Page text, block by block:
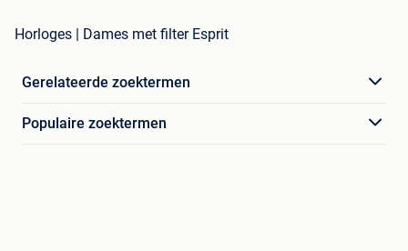
Horloges | Dames met filter Esprit
Gerelateerde zoektermen
Populaire zoektermen